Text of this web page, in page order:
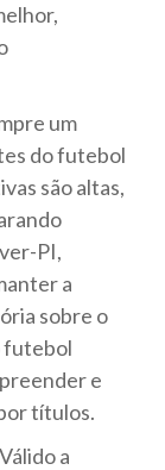
um
do futebol
são altas,
PI,
a
sobre o
futebol
e
títulos.
a